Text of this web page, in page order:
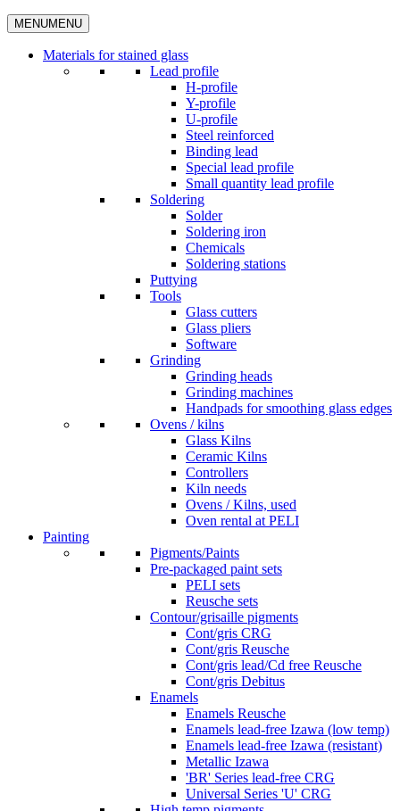
MENUMENU
Materials for stained glass
Lead profile
H-profile
Y-profile
U-profile
Steel reinforced
Binding lead
Special lead profile
Small quantity lead profile
Soldering
Solder
Soldering iron
Chemicals
Soldering stations
Puttying
Tools
Glass cutters
Glass pliers
Software
Grinding
Grinding heads
Grinding machines
Handpads for smoothing glass edges
Ovens / kilns
Glass Kilns
Ceramic Kilns
Controllers
Kiln needs
Ovens / Kilns, used
Oven rental at PELI
Painting
Pigments/Paints
Pre-packaged paint sets
PELI sets
Reusche sets
Contour/grisaille pigments
Cont/gris CRG
Cont/gris Reusche
Cont/gris lead/Cd free Reusche
Cont/gris Debitus
Enamels
Enamels Reusche
Enamels lead-free Izawa (low temp)
Enamels lead-free Izawa (resistant)
Metallic Izawa
'BR' Series lead-free CRG
Universal Series 'U' CRG